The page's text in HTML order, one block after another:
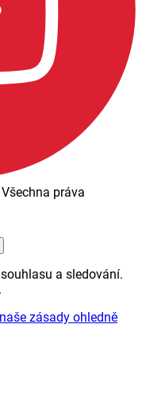
práva
a sledování.
naše zásady ohledně